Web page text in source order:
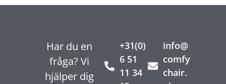
Har du en
fråga? Vi
hjälper dig
+31(0)
6 51
11 34
info@
comfy
chair.